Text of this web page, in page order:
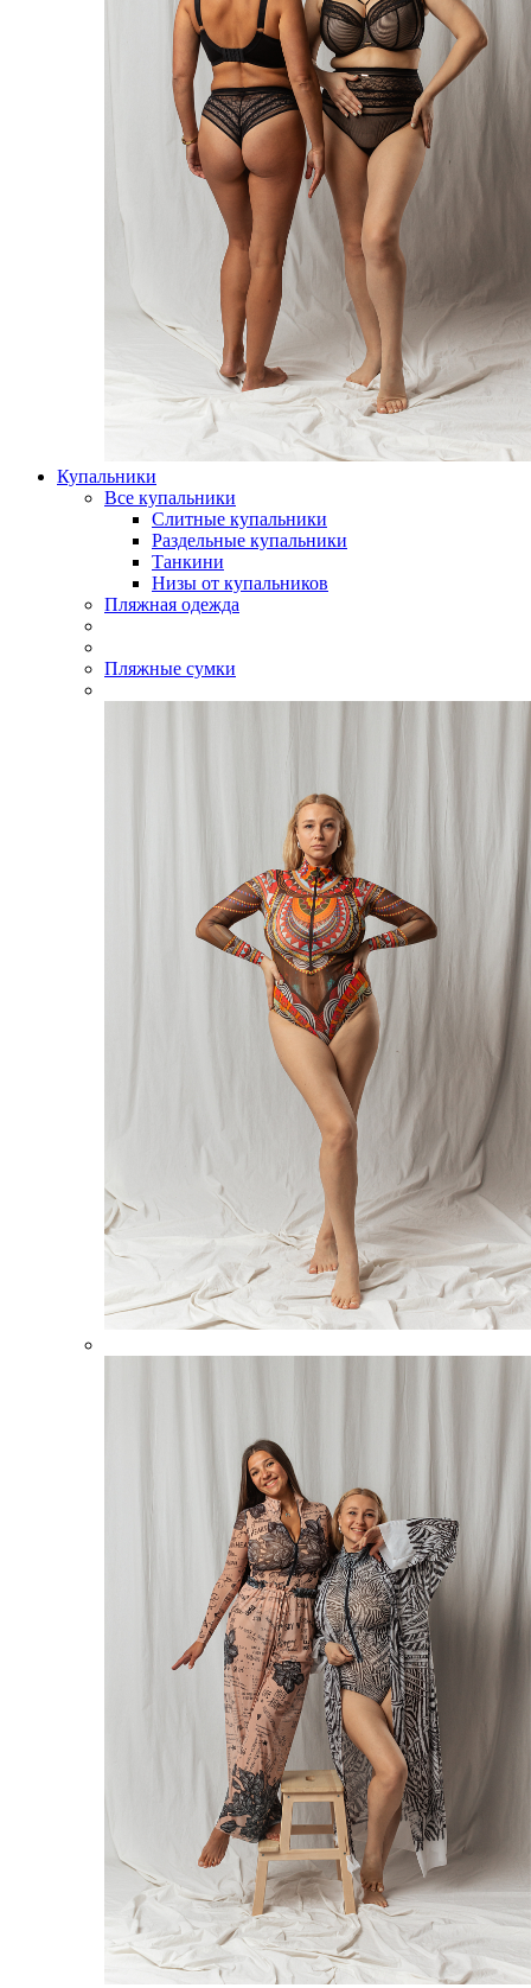
Купальники
Все купальники
Слитные купальники
Раздельные купальники
Танкини
Низы от купальников
Пляжная одежда
Пляжные сумки